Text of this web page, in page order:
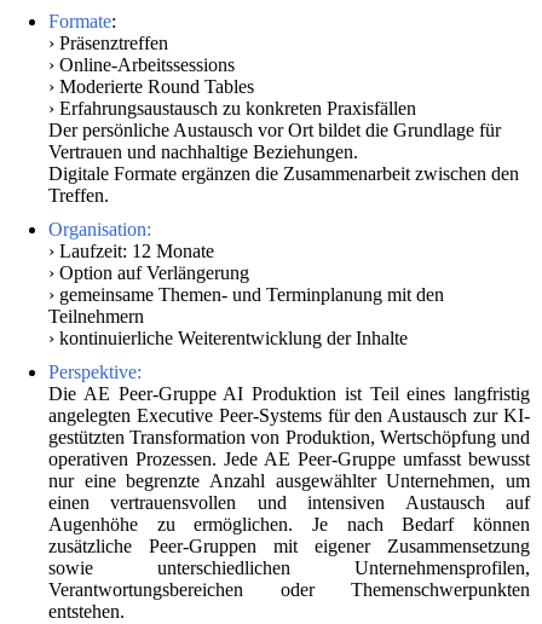
Formate:
› Präsenztreffen
› Online-Arbeitssessions
› Moderierte Round Tables
› Erfahrungsaustausch zu konkreten Praxisfällen
Der persönliche Austausch vor Ort bildet die Grundlage für
Vertrauen und nachhaltige Beziehungen.
Digitale Formate ergänzen die Zusammenarbeit zwischen den
Treffen.
Organisation:
› Laufzeit: 12 Monate
› Option auf Verlängerung
› gemeinsame Themen- und Terminplanung mit den
Teilnehmern
› kontinuierliche Weiterentwicklung der Inhalte
Perspektive:
Die AE Peer-Gruppe AI Produktion ist Teil eines langfristig
angelegten Executive Peer-Systems für den Austausch zur KI-
gestützten Transformation von Produktion, Wertschöpfung und
operativen Prozessen. Jede AE Peer-Gruppe umfasst bewusst
nur eine begrenzte Anzahl ausgewählter Unternehmen, um
einen vertrauensvollen und intensiven Austausch auf
Augenhöhe zu ermöglichen. Je nach Bedarf können
zusätzliche Peer-Gruppen mit eigener Zusammensetzung
sowie unterschiedlichen Unternehmensprofilen,
Verantwortungsbereichen oder Themenschwerpunkten
entstehen.